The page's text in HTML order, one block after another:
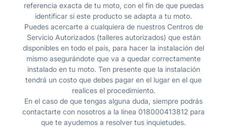
referencia exacta de tu moto, con el fin de que puedas
identificar si este producto se adapta a tu moto.
Puedes acercarte a cualquiera de nuestros Centros de
Servicio Autorizados (talleres autorizados) que están
disponibles en todo el país, para hacer la instalación del
mismo asegurándote que va a quedar correctamente
instalado en tu moto. Ten presente que la instalación
tendrá un costo que debes pagar en el lugar en el que
realices el procedimiento.
En el caso de que tengas alguna duda, siempre podrás
contactarte con nosotros a la línea 018000413812 para
que te ayudemos a resolver tus inquietudes.